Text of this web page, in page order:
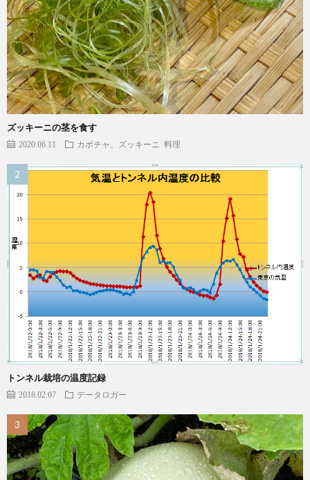
ズッキーニの茎を食す
2020.06.11 カボチャ、ズッキーニ 料理
トンネル栽培の温度記録
2018.02.07 データロガー